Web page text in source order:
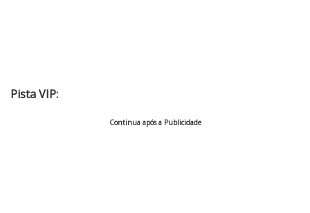
Pista VIP:
Continua após a Publicidade